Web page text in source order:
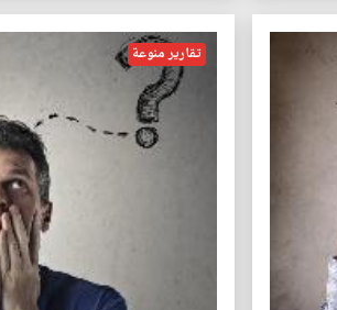
تقارير منوعة